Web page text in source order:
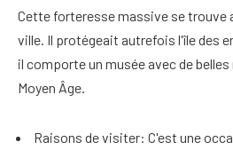
Cette forteresse massive se trouve
ville. Il protégeait autrefois l'île des
il comporteun musée avec de
Moyen Âge.
Raisons de visiter: C'est une